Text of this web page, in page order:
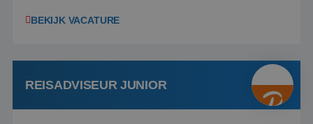
wensen van je team, je klant en wat er in de
klanten te overtuigen om die droomreis te
boeken! ...
BEKIJK VACATURE
REISADVISEUR JUNIOR